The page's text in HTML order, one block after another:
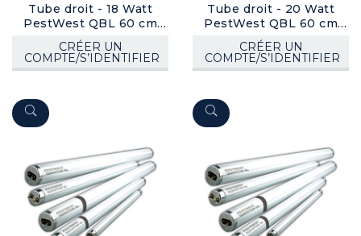
Tube droit - 18 Watt
PestWest QBL 60 cm
(T8) (gainé)
CRÉER UN
COMPTE/S’IDENTIFIER
Tube droit - 20 Watt
PestWest QBL 60 cm
(T12) (gainé)
CRÉER UN
COMPTE/S’IDENTIFIER